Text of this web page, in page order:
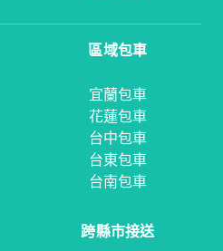
區域包車
宜蘭包車
花蓮包車
台中包車
台東包車
台南包車
跨縣市接送